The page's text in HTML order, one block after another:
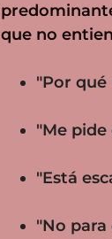
que no
"Por
"Me
"Está
"No